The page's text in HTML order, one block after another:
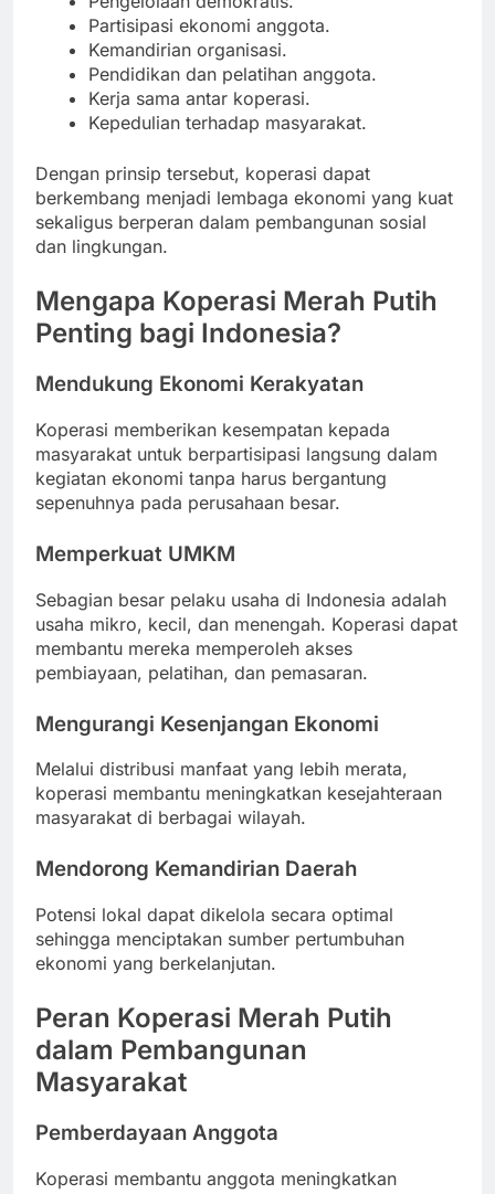
Partisipasi ekonomi anggota.
Kemandirian organisasi.
Pendidikan dan pelatihan anggota.
Kerja sama antar koperasi.
Kepedulian terhadap masyarakat.
Dengan prinsip tersebut, koperasi dapat
berkembang menjadi lembaga ekonomi yang kuat
sekaligus berperan dalam pembangunan sosial
dan lingkungan.
Mengapa Koperasi Merah Putih
Penting bagi Indonesia?
Mendukung Ekonomi Kerakyatan
Koperasi memberikan kesempatan kepada
masyarakat untuk berpartisipasi langsung dalam
kegiatan ekonomi tanpa harus bergantung
sepenuhnya pada perusahaan besar.
Memperkuat UMKM
Sebagian besar pelaku usaha di Indonesia adalah
usaha mikro, kecil, dan menengah. Koperasi dapat
membantu mereka memperoleh akses
pembiayaan, pelatihan, dan pemasaran.
Mengurangi Kesenjangan Ekonomi
Melalui distribusi manfaat yang lebih merata,
koperasi membantu meningkatkan kesejahteraan
masyarakat di berbagai wilayah.
Mendorong Kemandirian Daerah
Potensi lokal dapat dikelola secara optimal
sehingga menciptakan sumber pertumbuhan
ekonomi yang berkelanjutan.
Peran Koperasi Merah Putih
dalam Pembangunan
Masyarakat
Pemberdayaan Anggota
Koperasi membantu anggota meningkatkan